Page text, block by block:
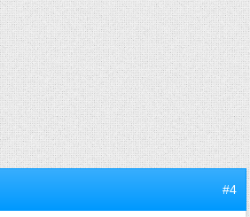
#4